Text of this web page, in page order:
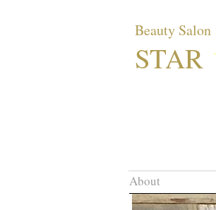
Beauty Salon
​STAR
About